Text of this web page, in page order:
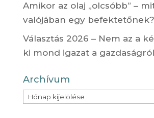
Amikor az olaj „olcsóbb” –
valójában egy befektetőnek?
Választás 2026 – Nem az a
ki mond igazat a gazdaságról
Archívum
Archívum